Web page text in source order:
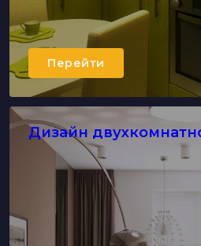
Перейти
Дизайн